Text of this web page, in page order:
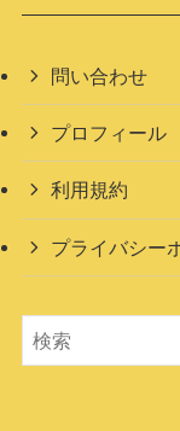
問い合わせ
プロフィール
利用規約
プライバシー